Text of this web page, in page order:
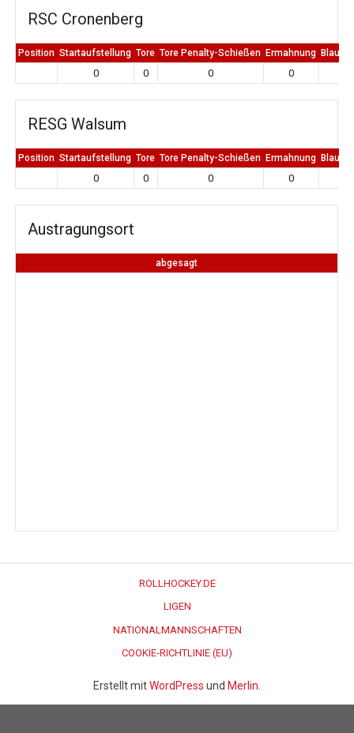
RSC Cronenberg
Position Startaufstellung Tore Tore Penalty-Schießen Ermahnung Blaue
0 0 0 0
RESG Walsum
Position Startaufstellung Tore Tore Penalty-Schießen Ermahnung Blaue
0 0 0 0
Austragungsort
abgesagt
ROLLHOCKEY.DE
LIGEN
NATIONALMANNSCHAFTEN
COOKIE-RICHTLINIE (EU)
Erstellt mitWordPress und Merlin.